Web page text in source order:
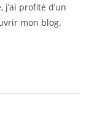
profité d’un
mon blog.